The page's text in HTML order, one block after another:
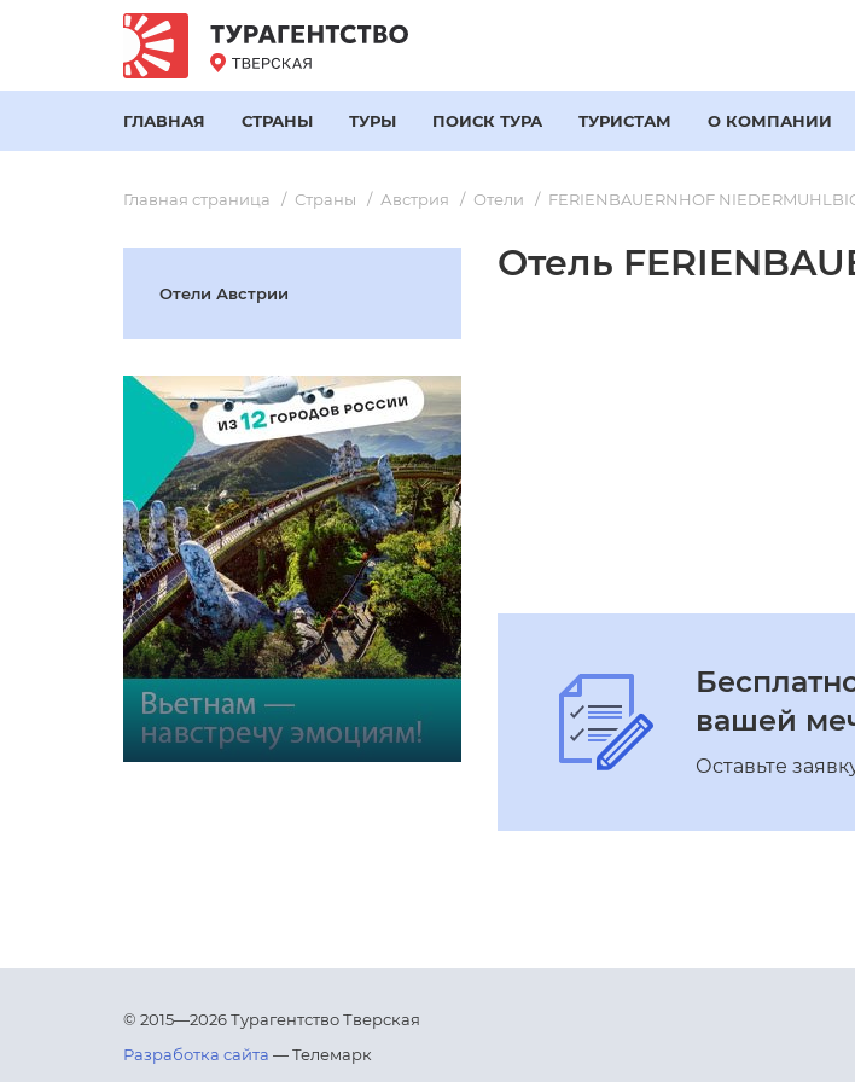
ГЛАВНАЯ СТРАНЫ ТУРЫ ПОИСК ТУРА ТУРИСТАМ О КОМПАНИИ
Главная страница Страны Австрия Отели FERIENBAUERNHOF
Отели Австрии
Отель
вашей
Оставьте
© 2015—2026 Турагентство Тверская
Разработка сайта — Телемарк